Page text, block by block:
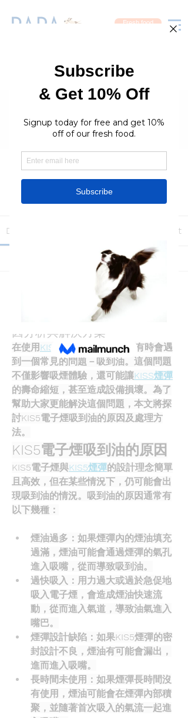
Fresh food
Groups
RaraPetcare Group
Public · 396 members
Join
Discussion About
KISS電子煙吸到油怎麼辦？原
因分析與解決方案
在使用 KISS電子煙的過程中，有時會遇
到一個常見的問題－吸到油。這個問題
不僅影響吸煙體驗，還可能讓KISS煙彈
的壽命縮短，甚至造成設備損壞。為了
幫助大家更能解決這個問題，本文將探
討KIS5電子煙吸到油的原因及處理方
法。
KIS5電子煙吸到油的原因
KIS5電子煙與KIS5煙彈的設計理念簡單
且高效，但在某些情況下，仍可能會出
現吸到油的情況。吸到油的原因通常有
以下幾種：
煙油過多 ：如果煙彈內的煙油填充
過滿，煙油可能會通過煙彈的氣孔
進入吸嘴，從而導致吸到油。
過快吸入 ：用力過大或過於急促地
吸入電子煙，會造成煙油快速流
動，從而進入氣道，導致油氣進入
嘴巴。
煙彈設計缺陷 ：如果KIS5煙彈的密
封設計不良，煙油有可能會漏出，
進而進入吸嘴。
長時間未使用 ：如果煙彈長時間沒
有使用，煙油可能會在煙彈內部積
聚，並隨著首次吸入的氣流一起進